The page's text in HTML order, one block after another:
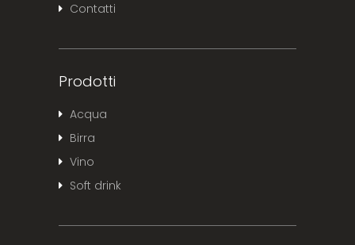
Contatti
Prodotti
Acqua
Birra
Vino
Soft drink